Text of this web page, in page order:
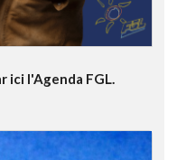
ici l'Agenda FGL.